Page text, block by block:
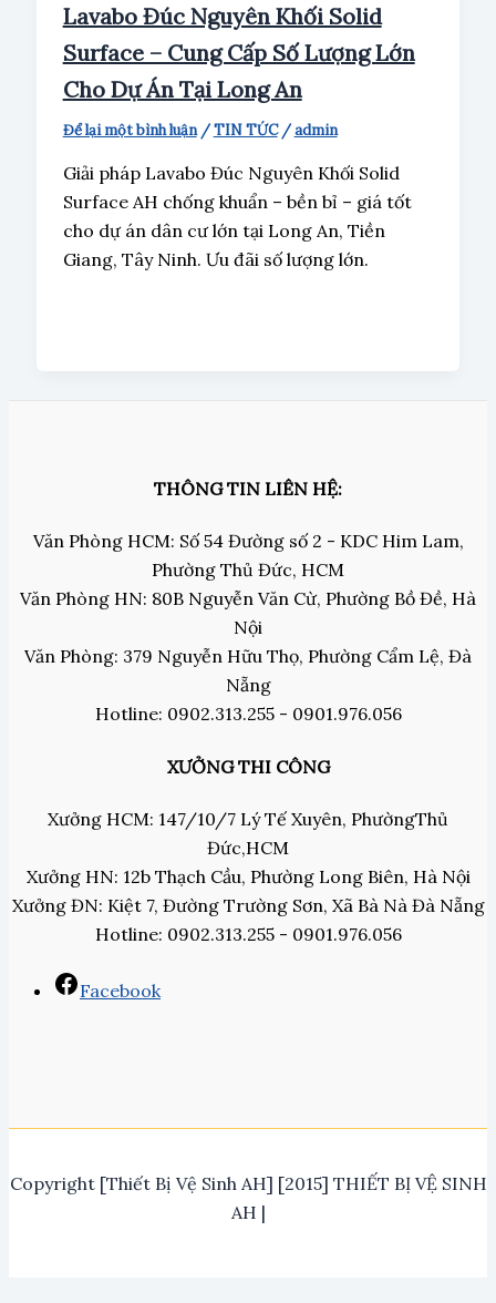
Lavabo Đúc Nguyên Khối Solid
Surface – Cung Cấp Số Lượng Lớn
Cho Dự Án Tại Long An
Để lại một bình luận /TIN TỨC/admin
Giải pháp Lavabo Đúc Nguyên Khối Solid
Surface AH chống khuẩn – bền bỉ – giá tốt
cho dự án dân cư lớn tại Long An, Tiền
Giang, Tây Ninh. Ưu đãi số lượng lớn.
THÔNG TIN LIÊN HỆ:
Văn Phòng HCM: Số 54 Đường số 2 - KDC Him Lam,
Phường Thủ Đức, HCM
Văn Phòng HN: 80B Nguyễn Văn Cừ, Phường Bồ Đề, Hà
Nội
Văn Phòng: 379 Nguyễn Hữu Thọ, Phường Cẩm Lệ, Đà
Nẵng
Hotline: 0902.313.255 - 0901.976.056
XƯỞNG THI CÔNG
Xưởng HCM: 147/10/7 Lý Tế Xuyên, PhườngThủ
Đức,HCM
Xưởng HN: 12b Thạch Cầu, Phường Long Biên, Hà Nội
Xưởng ĐN: Kiệt 7, Đường Trường Sơn, Xã Bà Nà Đà Nẵng
Hotline: 0902.313.255 - 0901.976.056
Facebook
Copyright [Thiết Bị Vệ Sinh AH] [2015] THIẾT BỊ VỆ SINH
AH |